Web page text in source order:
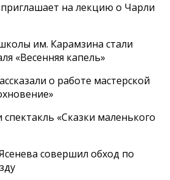
на лекцию о Чарли
им. Карамзина стали
«Весенняя капель»
о работе мастерской
спектакль «Сказки маленького
совершил обход по